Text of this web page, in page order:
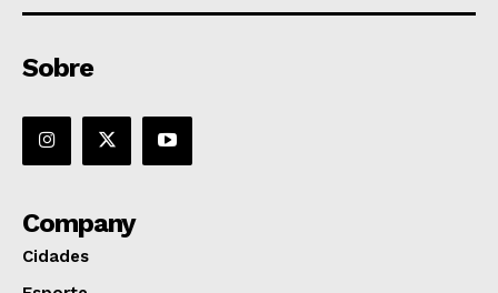
Sobre
Company
Cidades